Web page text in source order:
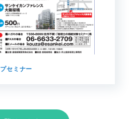
セミナー